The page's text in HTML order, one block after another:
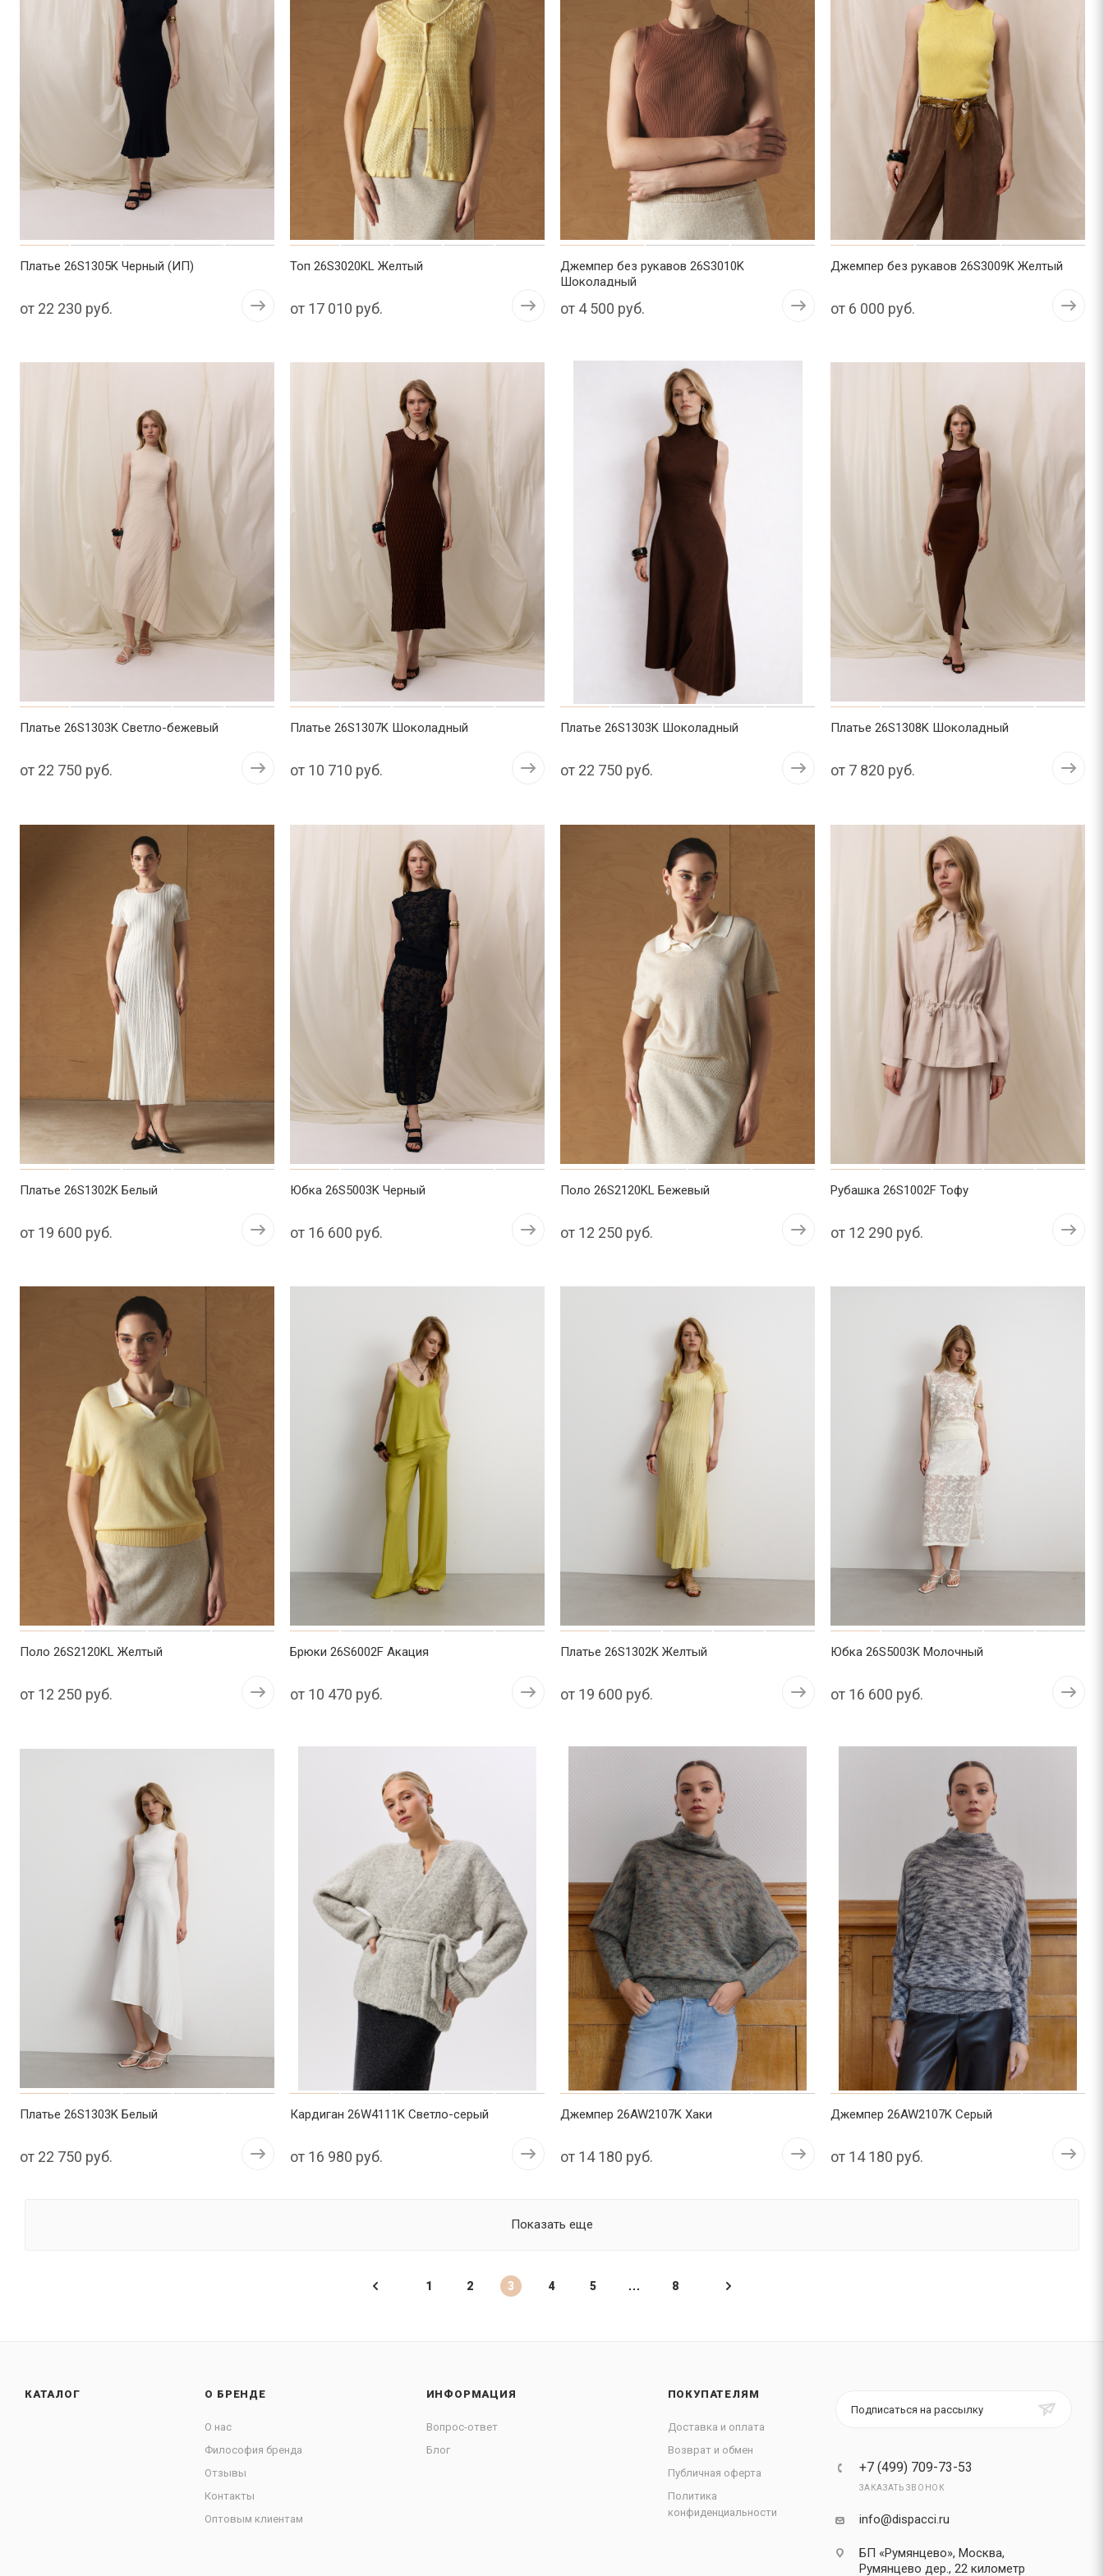
Платье 26S1305K Черный (ИП)
от 22 230 руб.
Топ 26S3020KL Желтый
от 17 010 руб.
Джемпер без рукавов 26S3010K
Шоколадный
от 4 500 руб.
Джемпер без рукавов 26S3009K Желтый
от 6 000 руб.
Платье 26S1303K Светло-бежевый
от 22 750 руб.
Платье 26S1307K Шоколадный
от 10 710 руб.
Платье 26S1303K Шоколадный
от 22 750 руб.
Платье 26S1308K Шоколадный
от 7 820 руб.
Платье 26S1302K Белый
от 19 600 руб.
Юбка 26S5003K Черный
от 16 600 руб.
Поло 26S2120KL Бежевый
от 12 250 руб.
Рубашка 26S1002F Тофу
от 12 290 руб.
Поло 26S2120KL Желтый
от 12 250 руб.
Брюки 26S6002F Акация
от 10 470 руб.
Платье 26S1302K Желтый
от 19 600 руб.
Юбка 26S5003K Молочный
от 16 600 руб.
Платье 26S1303K Белый
от 22 750 руб.
Кардиган 26W4111K Светло-серый
от 16 980 руб.
Джемпер 26AW2107K Хаки
от 14 180 руб.
Джемпер 26AW2107K Серый
от 14 180 руб.
Показать еще
1 2 3 4 5 8
КАТАЛОГ О БРЕНДЕ
О нас
Философия бренда
Отзывы
Контакты
Оптовым клиентам
ИНФОРМАЦИЯ
Вопрос-ответ
Блог
ПОКУПАТЕЛЯМ
Доставка и оплата
Возврат и обмен
Публичная оферта
Политика
конфиденциальности
Подписаться на рассылку
+7 (499) 709-73-53
ЗАКАЗАТЬ ЗВОНОК
info@dispacci.ru
БП «Румянцево», Москва,
Румянцево дер., 22 километр